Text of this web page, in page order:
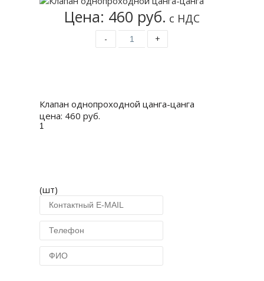
Цена: 460 руб. с НДС
- +
Клапан однопроходной цанга-цанга
цена: 460 руб.
(шт)